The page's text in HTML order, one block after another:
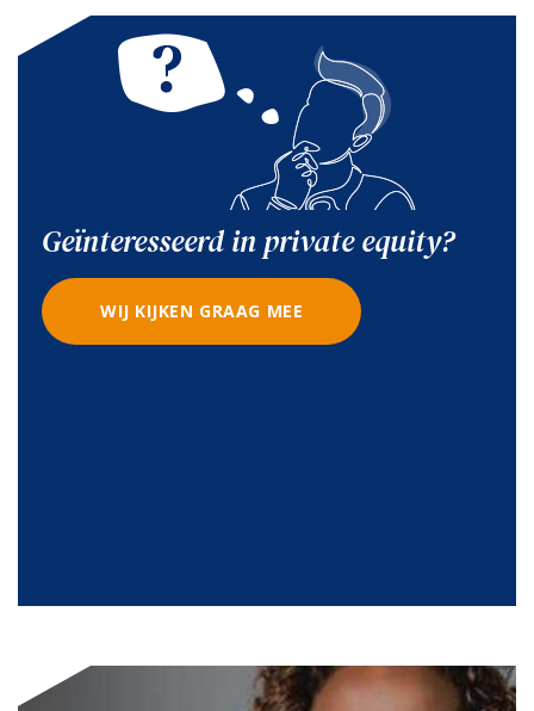
Geïnteresseerd in private equity?
WIJ KIJKEN GRAAG MEE